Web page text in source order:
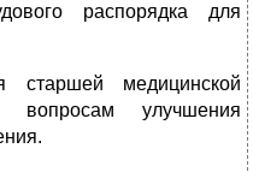
распорядка для
старшей медицинской
вопросам улучшения